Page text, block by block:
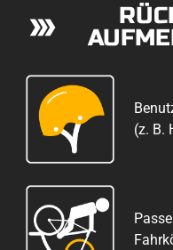
(z. B.